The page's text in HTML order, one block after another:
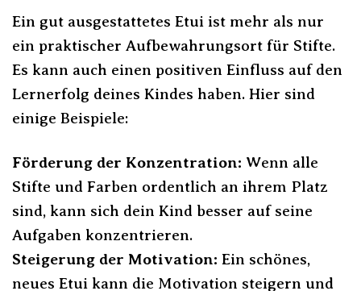
Ein gut ausgestattetes Etui ist mehr als nur
ein praktischer Aufbewahrungsort für Stifte.
Es kann auch einen positiven Einfluss auf den
Lernerfolg deines Kindes haben. Hier sind
einige Beispiele:
Förderung der Konzentration: Wenn alle
Stifte und Farben ordentlich an ihrem Platz
sind, kann sich dein Kind besser auf seine
Aufgaben konzentrieren.
Steigerung der Motivation: Ein schönes,
neues Etui kann die Motivation steigern und